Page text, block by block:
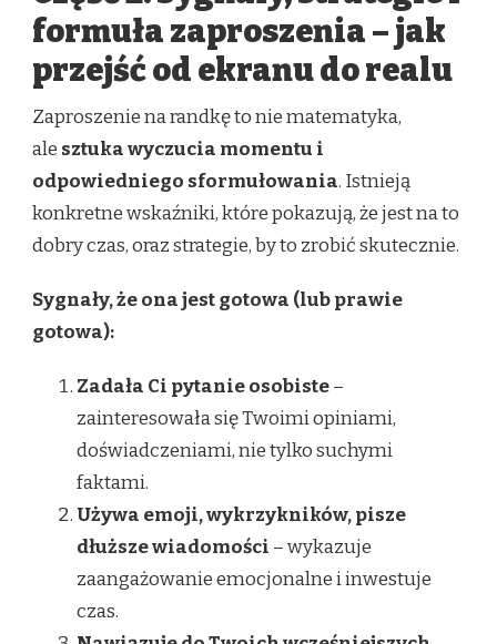
formuła zaproszenia – jak
przejść od ekranu do realu
Zaproszenie na randkę to nie matematyka,
ale sztuka wyczucia momentu i
odpowiedniego sformułowania. Istnieją
konkretne wskaźniki, które pokazują, że jest na to
dobry czas, oraz strategie, by to zrobić skutecznie.
Sygnały, że ona jest gotowa (lub prawie
gotowa):
Zadała Ci pytanie osobiste–
zainteresowała się Twoimi opiniami,
doświadczeniami, nie tylko suchymi
faktami.
Używa emoji, wykrzykników, pisze
dłuższe wiadomości – wykazuje
zaangażowanie emocjonalne i inwestuje
czas.